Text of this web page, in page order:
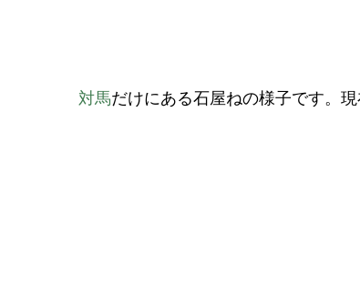
対馬だけにある石屋ねの様子です。